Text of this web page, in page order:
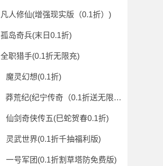
凡人修仙(增强现实版（0.1折）)
孤岛奇兵(末日0.1折)
全职猎手(0.1折无限充)
魔灵幻想(0.1折)
莽荒纪(纪宁传奇（0.1折送无限连抽）)
仙剑奇侠传五(巳蛇贺春0.1折)
灵武世界(0.1折千抽福利版)
一号军团(0.1折割草塔防免费版)